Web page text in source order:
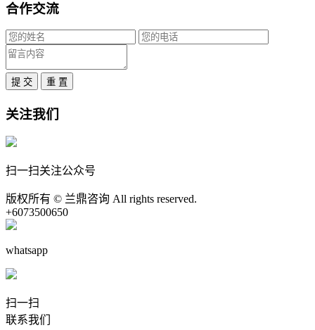
合作交流
提 交 重 置
关注我们
扫一扫关注公众号
版权所有 © 兰鼎咨询 All rights reserved.
+6073500650
whatsapp
扫一扫
联系我们